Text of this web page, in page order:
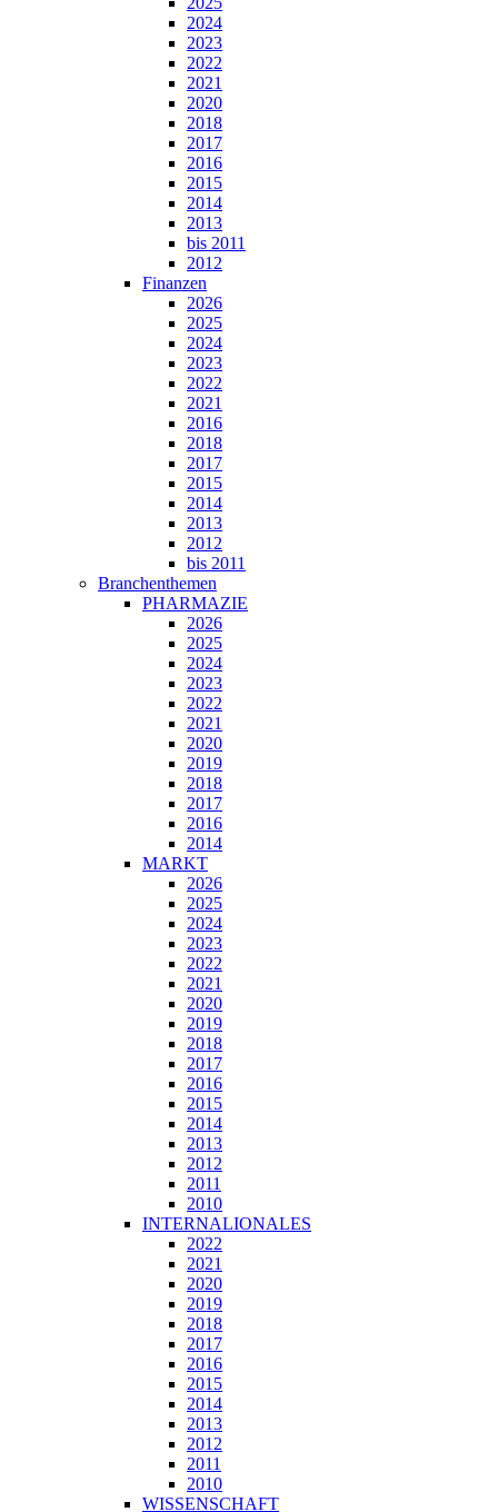
2024
2023
2022
2021
2020
2018
2017
2016
2015
2014
2013
bis 2011
2012
Finanzen
2026
2025
2024
2023
2022
2021
2016
2018
2017
2015
2014
2013
2012
bis 2011
Branchenthemen
PHARMAZIE
2026
2025
2024
2023
2022
2021
2020
2019
2018
2017
2016
2014
MARKT
2026
2025
2024
2023
2022
2021
2020
2019
2018
2017
2016
2015
2014
2013
2012
2011
2010
INTERNALIONALES
2022
2021
2020
2019
2018
2017
2016
2015
2014
2013
2012
2011
2010
WISSENSCHAFT